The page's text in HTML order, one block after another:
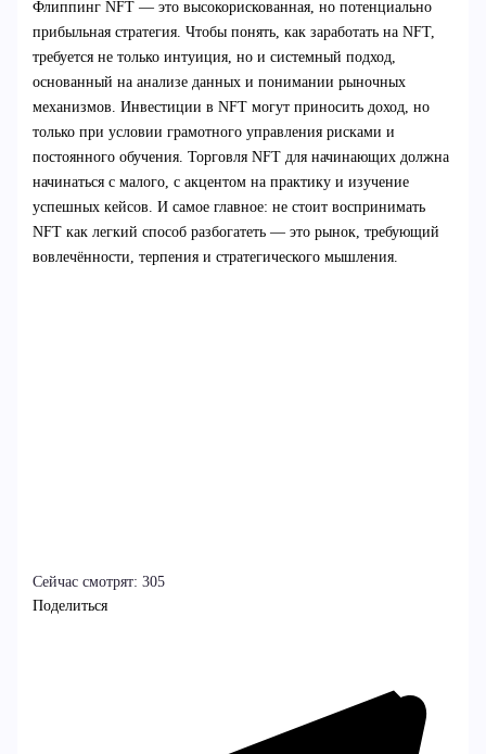
Флиппинг NFT — это высокорискованная, но потенциально
прибыльная стратегия. Чтобы понять, как заработать на NFT,
требуется не только интуиция, но и системный подход,
основанный на анализе данных и понимании рыночных
механизмов. Инвестиции в NFT могут приносить доход, но
только при условии грамотного управления рисками и
постоянного обучения. Торговля NFT для начинающих должна
начинаться с малого, с акцентом на практику и изучение
успешных кейсов. И самое главное: не стоит воспринимать
NFT как легкий способ разбогатеть — это рынок, требующий
вовлечённости, терпения и стратегического мышления.
Сейчас смотрят: 305
Поделиться